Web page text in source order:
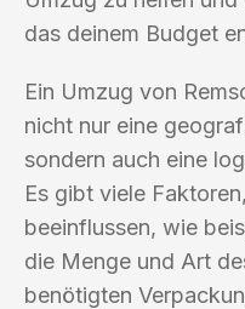
das deinem Budget
Ein Umzug von
nicht nur eine
sondern auch eine
Es gibt viele
beeinflussen, wie
die Menge und Art
benötigten